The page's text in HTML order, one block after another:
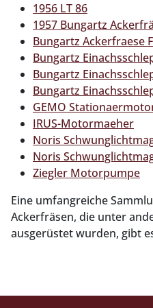
1956 LT 86
1957 Bungartz
Bungartz Ackerfraese
Bungartz
Bungartz
Bungartz
GEMO
IRUS-Motormaeher
Noris
Noris
Ziegler Motorpumpe
Eine umfangreiche
Ackerfräsen, die unter
ausgerüstet wurden, gibt